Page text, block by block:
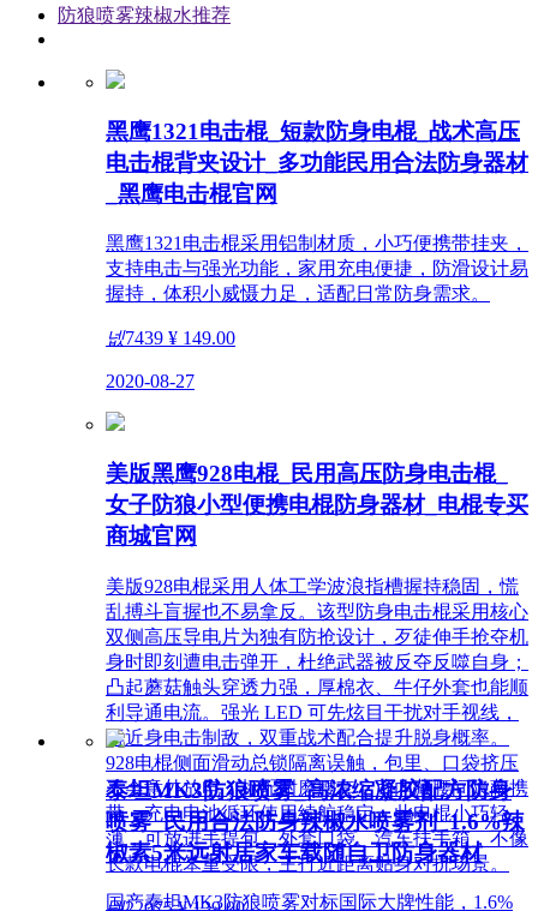
防狼喷雾辣椒水推荐
黑鹰1321电击棍_短款防身电棍_战术高压
电击棍背夹设计_多功能民用合法防身器材
_黑鹰电击棍官网
黑鹰1321电击棍采用铝制材质，小巧便携带挂夹，
支持电击与强光功能，家用充电便捷，防滑设计易
握持，体积小威慑力足，适配日常防身需求。
넶7439 ¥ 149.00
2020-08-27
美版黑鹰928电棍_民用高压防身电击棍_
女子防狼小型便携电棍防身器材_电棍专买
商城官网
美版928电棍采用人体工学波浪指槽握持稳固，慌
乱搏斗盲握也不易拿反。该型防身电击棍采用核心
双侧高压导电片为独有防抢设计，歹徒伸手抢夺机
身时即刻遭电击弹开，杜绝武器被反夺反噬自身；
凸起蘑菇触头穿透力强，厚棉衣、牛仔外套也能顺
利导通电流。强光 LED 可先炫目干扰对手视线，
再近身电击制敌，双重战术配合提升脱身概率。
928电棍侧面滑动总锁隔离误触，包里、口袋挤压
不会意外放电；标配耐磨腰套，可内藏腰间隐蔽携
带，充电电池循环使用续航稳定。此电棍小巧轻
薄，可放进手提包、外套口袋、汽车扶手箱，不像
长款电棍笨重受限，主打近距离贴身对抗场景。
泰坦MK3防狼喷雾_高浓缩凝胶配方防身
喷雾_民用合法防身辣椒水喷雾剂_1.6%辣
椒素5米远射居家车载随自卫防身器材
国产泰坦MK3防狼喷雾对标国际大牌性能，1.6%